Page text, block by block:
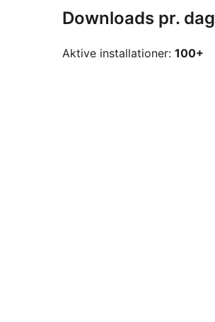
Downloads pr. dag
Aktive installationer: 100+